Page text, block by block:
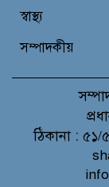
স্বাস্থ্য
সম্পাদকীয়
ঠিকানা : ৫১/